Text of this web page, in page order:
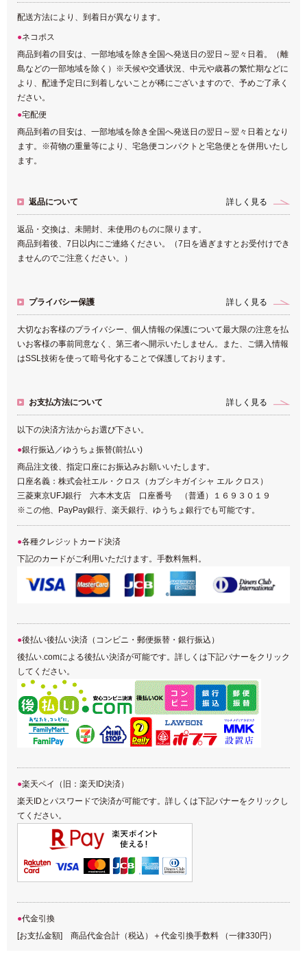
配送方法により、到着日が異なります。
ネコポス
商品到着の目安は、一部地域を除き全国へ発送日の翌日～翌々日着。（離
島などの一部地域を除く）※天候や交通状況、中元や歳暮の繁忙期などに
より、配達予定日に到着しないことが稀にございますので、予めご了承く
ださい。
宅配便
商品到着の目安は、一部地域を除き全国へ発送日の翌日～翌々日着となり
ます。※荷物の重量等により、宅急便コンパクトと宅急便とを併用いたし
ます。
返品について 詳しく見る
返品・交換は、未開封、未使用のものに限ります。
商品到着後、7日以内にご連絡ください。（7日を過ぎますとお受付けでき
ませんのでご注意ください。）
プライバシー保護 詳しく見る
大切なお客様のプライバシー、個人情報の保護について最大限の注意を払
いお客様の事前同意なく、第三者へ開示いたしません。また、ご購入情報
はSSL技術を使って暗号化することで保護しております。
お支払方法について 詳しく見る
以下の決済方法からお選び下さい。
銀行振込／ゆうちょ振替(前払い)
商品注文後、指定口座にお振込みお願いいたします。
口座名義：株式会社エル・クロス（カブシキガイシャ エル クロス）
三菱東京UFJ銀行 六本木支店 口座番号 （普通）１６９３０１９
※この他、PayPay銀行、楽天銀行、ゆうちょ銀行でも可能です。
各種クレジットカード決済
下記のカードがご利用いただけます。手数料無料。
後払い後払い決済（コンビニ・郵便振替・銀行振込）
後払い.comによる後払い決済が可能です。詳しくは下記バナーをクリック
してください。
楽天ペイ（旧：楽天ID決済）
楽天IDとパスワードで決済が可能です。詳しくは下記バナーをクリックし
てください。
代金引換
[お支払金額] 商品代金合計（税込）＋代金引換手数料 （一律330円）